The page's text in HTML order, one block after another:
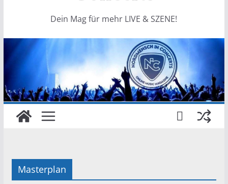
Dein Mag für mehr LIVE & SZENE!
Masterplan